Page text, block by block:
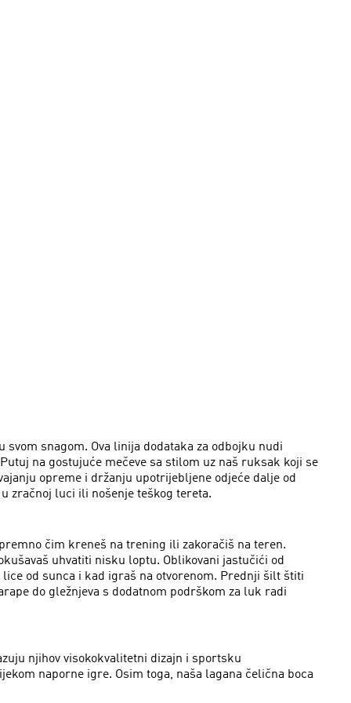
snagom. Ova linija dodataka za odbojku nudi
na gostujuće mečeve sa stilom uz naš ruksak koji se
opreme i držanju upotrijebljene odjeće dalje od
zračnoj luci ili nošenje teškog tereta.
čim kreneš na trening ili zakoračiš na teren.
uhvatiti nisku loptu. Oblikovani jastučići od
od sunca i kad igraš na otvorenom. Prednji šilt štiti
do gležnjeva s dodatnom podrškom za luk radi
njihov visokokvalitetni dizajn i sportsku
naporne igre. Osim toga, naša lagana čelična boca